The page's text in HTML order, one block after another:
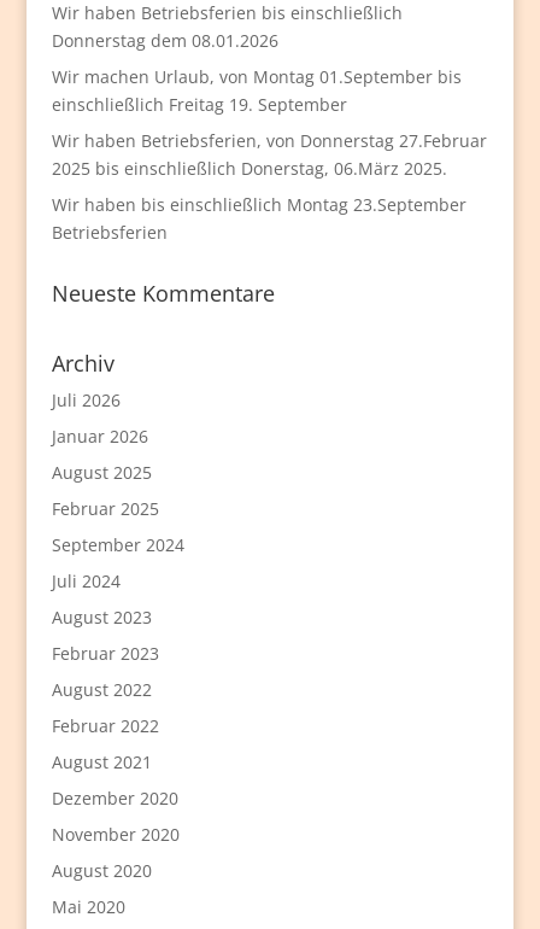
Wir haben Betriebsferien bis einschließlich
Donnerstag dem 08.01.2026
Wir machen Urlaub, von Montag 01.September bis
einschließlich Freitag 19. September
Wir haben Betriebsferien, von Donnerstag 27.Februar
2025 bis einschließlich Donerstag, 06.März 2025.
Wir haben bis einschließlich Montag 23.September
Betriebsferien
Neueste Kommentare
Archiv
Juli 2026
Januar 2026
August 2025
Februar 2025
September 2024
Juli 2024
August 2023
Februar 2023
August 2022
Februar 2022
August 2021
Dezember 2020
November 2020
August 2020
Mai 2020